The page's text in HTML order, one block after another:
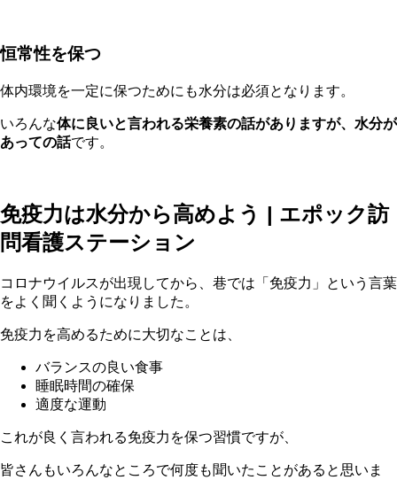
恒常性を保つ
体内環境を一定に保つためにも水分は必須となります。
いろんな体に良いと言われる栄養素の話がありますが、水分が
あっての話です。
免疫力は水分から高めよう | エポック訪
問看護ステーション
コロナウイルスが出現してから、巷では「免疫力」という言葉
をよく聞くようになりました。
免疫力を高めるために大切なことは、
バランスの良い食事
睡眠時間の確保
適度な運動
これが良く言われる免疫力を保つ習慣ですが、
皆さんもいろんなところで何度も聞いたことがあると思いま